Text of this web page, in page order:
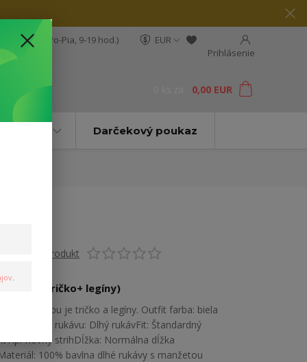
EUR
Prihlásenie
564 623 (Po-Pia, 9-19 hod.)
0,00 EUR
Darčekový poukaz
Ohodnotiť produkt
Dámske (tričko+ legíny)
V cene nákupu je tričko a legíny. Outfit farba: biela
Tričko:Dĺžka rukávu: Dlhý rukávFit: Štandardný
Rovný strihDĺžka: Normálna dĺžka
100% bavlna dlhé rukávy s manžetou
.